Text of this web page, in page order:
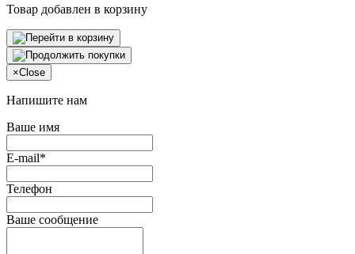
Товар добавлен в корзину
×Close
Напишите нам
Ваше имя
E-mail*
Телефон
Ваше сообщение